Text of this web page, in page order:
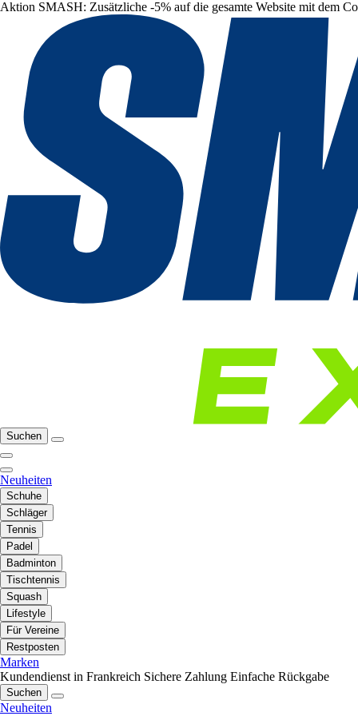
Aktion SMASH: Zusätzliche -5% auf die gesamte Website mit dem
Suchen
Neuheiten
Schuhe
Schläger
Tennis
Padel
Badminton
Tischtennis
Squash
Lifestyle
Für Vereine
Restposten
Marken
Kundendienst in Frankreich Sichere Zahlung Einfache Rückgabe
Suchen
Neuheiten